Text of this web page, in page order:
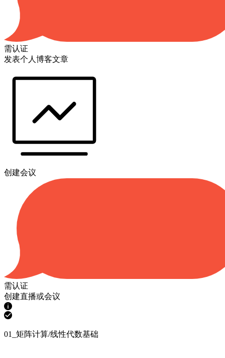
需认证
发表个人博客文章
创建会议
需认证
创建直播或会议
01_矩阵计算/线性代数基础